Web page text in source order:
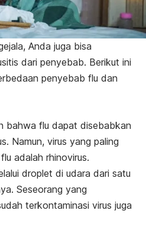
Anda juga bisa
dari penyebab. Berikut ini
penyebab flu dan
bahwa flu dapat disebabkan
Namun, virus yang paling
adalah rhinovirus.
droplet di udara dari satu
Seseorang yang
terkontaminasi virus juga